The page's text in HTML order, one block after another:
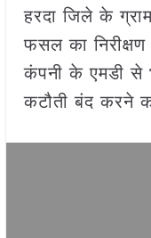
हरदा जिले के
फसल का निरीक्षण
कंपनी के एमडी से
कटौती बंद करने